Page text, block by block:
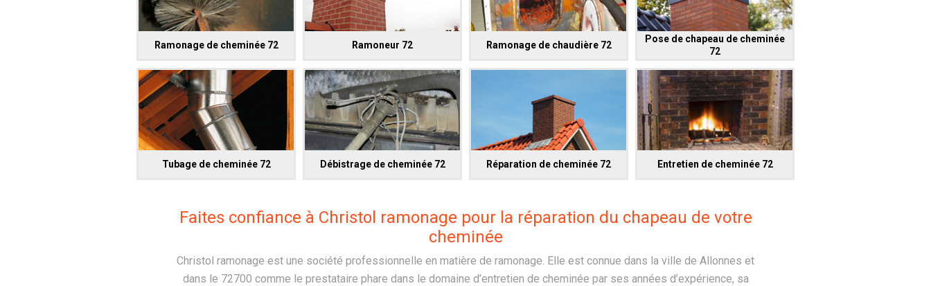
Ramonage de cheminée 72 Ramoneur 72 Ramonage de chaudière 72
Pose de chapeau de cheminée
72
Tubage de cheminée 72 Débistrage de cheminée 72 Réparation de cheminée 72 Entretien de cheminée 72
Faites confiance à Christol ramonage pour la réparation du chapeau de votre
cheminée
Christol ramonage est une société professionnelle en matière de ramonage. Elle est connue dans la ville de Allonnes et
dans le 72700 comme le prestataire phare dans le domaine d’entretien de cheminée par ses années d’expérience, sa